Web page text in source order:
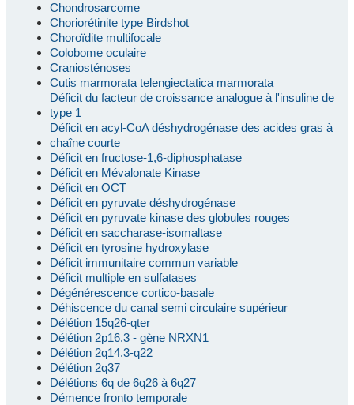
Chondrosarcome
Choriorétinite type Birdshot
Choroïdite multifocale
Colobome oculaire
Craniosténoses
Cutis marmorata telengiectatica marmorata
Déficit du facteur de croissance analogue à l'insuline de
type 1
Déficit en acyl-CoA déshydrogénase des acides gras à
chaîne courte
Déficit en fructose-1,6-diphosphatase
Déficit en Mévalonate Kinase
Déficit en OCT
Déficit en pyruvate déshydrogénase
Déficit en pyruvate kinase des globules rouges
Déficit en saccharase-isomaltase
Déficit en tyrosine hydroxylase
Déficit immunitaire commun variable
Déficit multiple en sulfatases
Dégénérescence cortico-basale
Déhiscence du canal semi circulaire supérieur
Délétion 15q26-qter
Délétion 2p16.3 - gène NRXN1
Délétion 2q14.3-q22
Délétion 2q37
Délétions 6q de 6q26 à 6q27
Démence fronto temporale